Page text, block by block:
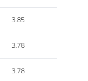
3.85
3.78
3.78